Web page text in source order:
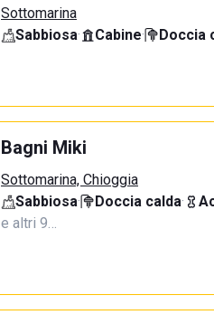
Sottomarina
Sabbiosa· Cabine· Doccia
Bagni Miki
Sottomarina, Chioggia
Sabbiosa· Doccia calda·
e altri 9…